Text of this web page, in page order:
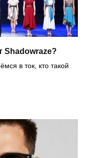
Shadowraze?
в ток, кто такой